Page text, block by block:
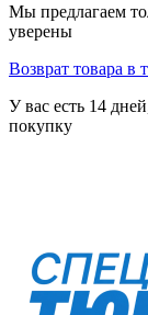
Мы предлагаем
уверены
Возврат товара в
У вас есть 14
покупку